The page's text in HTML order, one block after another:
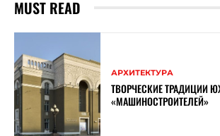
MUST READ
АРХИТЕКТУРА
ТВОРЧЕСКИЕ ТРАДИЦИИ
«МАШИНОСТРОИТЕЛЕЙ»